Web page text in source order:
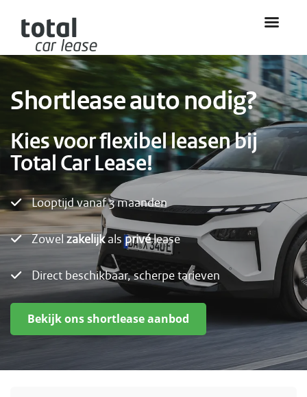
Shortlease auto nodig?
Kies voor flexibel leasen bij
Total Car Lease!
Looptijd vanaf 3 maanden
Zowel zakelijkalsprivélease
Direct beschikbaar, scherpe tarieven
Bekijk ons shortlease aanbod